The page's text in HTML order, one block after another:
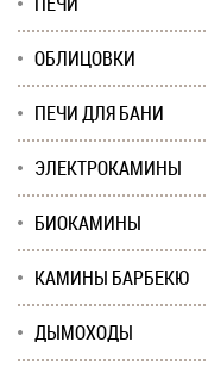
ОБЛИЦОВКИ
ПЕЧИ ДЛЯ БАНИ
ЭЛЕКТРОКАМИНЫ
БИОКАМИНЫ
КАМИНЫ БАРБЕКЮ
ДЫМОХОДЫ